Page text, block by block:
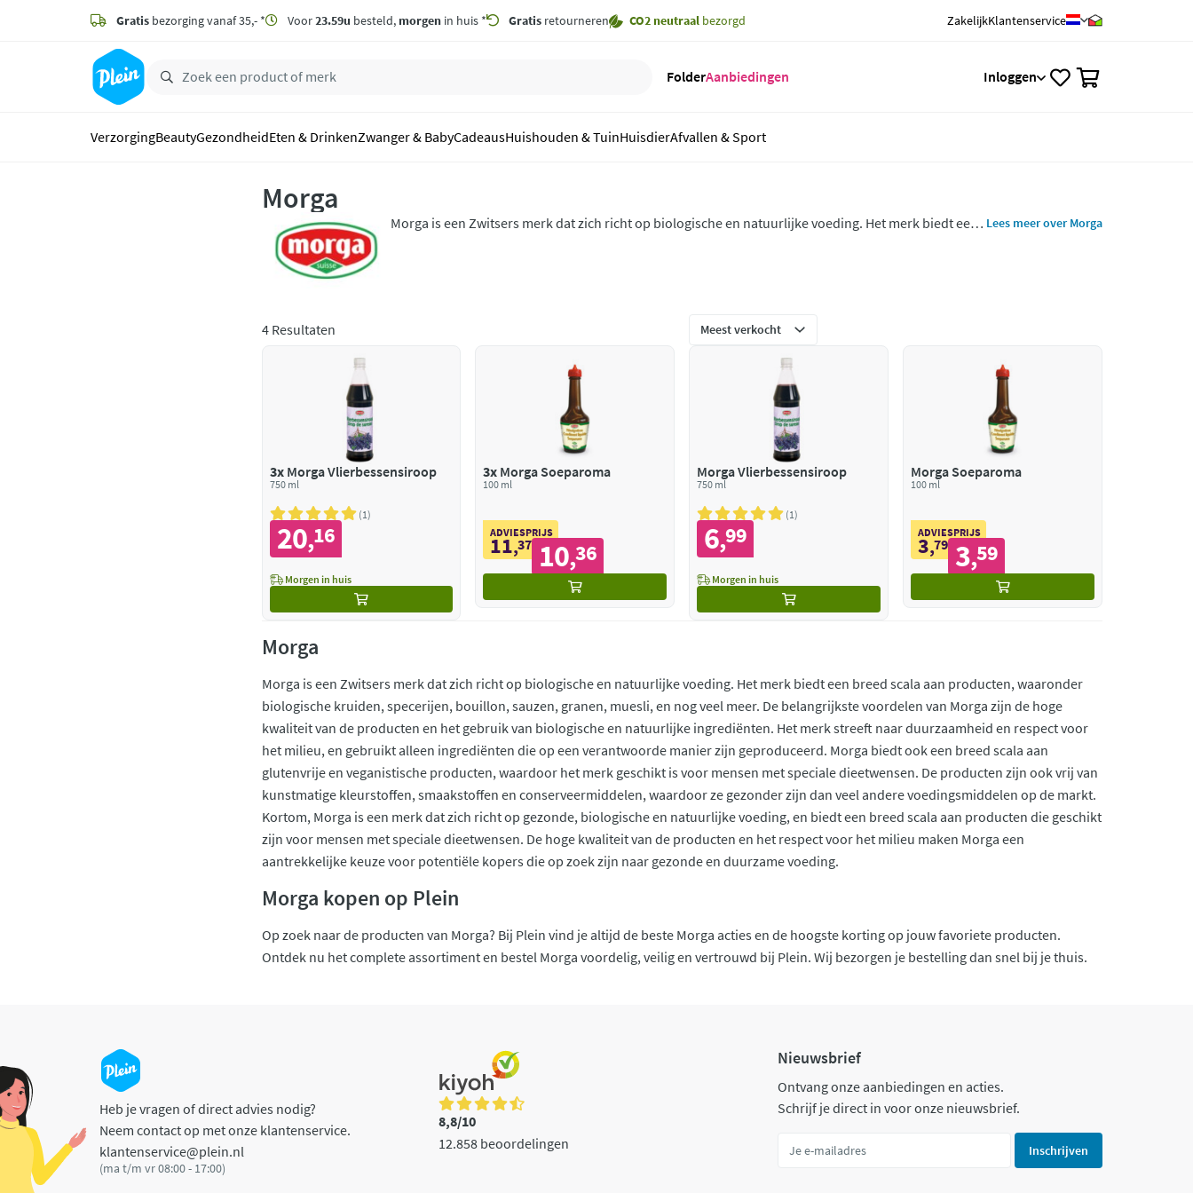
zoeken
hoofdinhoud
Gratis bezorging vanaf 35,- * Voor23.59u besteld, morgen in huis * Gratis retourneren CO2 neutraal bezorgd ZakelijkKlantenservice
FolderAanbiedingen Inloggen
VerzorgingBeautyGezondheidEten & DrinkenZwanger & BabyCadeausHuishouden & TuinHuisdierAfvallen & Sport
Morga
Morga is een Zwitsers merk dat zich richt op biologische en natuurlijke voeding. Het merk biedt een Lees meer over Morga
4 Resultaten
3xMorga Vlierbessensiroop
750 ml
1
20,16
Morgen in huis
3x Morga Soeparoma
100 ml
ADVIESPRIJS
11,37 10,36
Morga Vlierbessensiroop
750 ml
1
6,99
Morgen in huis
Morga Soeparoma
100 ml
ADVIESPRIJS
3,79 3,59
Morga
Morga is een Zwitsers merk dat zich richt op biologische en natuurlijke voeding. Het merk biedt een breed scala aan producten, waaronder
biologische kruiden, specerijen, bouillon, sauzen, granen, muesli, en nog veel meer. De belangrijkste voordelen van Morga zijn de hoge
kwaliteit van de producten en het gebruik van biologische en natuurlijke ingrediënten. Het merk streeft naar duurzaamheid en respect voor
het milieu, en gebruikt alleen ingrediënten die op een verantwoorde manier zijn geproduceerd. Morga biedt ook een breed scala aan
glutenvrije en veganistische producten, waardoor het merk geschikt is voor mensen met speciale dieetwensen. De producten zijn ook vrij van
kunstmatige kleurstoffen, smaakstoffen en conserveermiddelen, waardoor ze gezonder zijn dan veel andere voedingsmiddelen op de markt.
Kortom, Morga is een merk dat zich richt op gezonde, biologische en natuurlijke voeding, en biedt een breed scala aan producten die geschikt
zijn voor mensen met speciale dieetwensen. De hoge kwaliteit van de producten en het respect voor het milieu maken Morga een
aantrekkelijke keuze voor potentiële kopers die op zoek zijn naar gezonde en duurzame voeding.
Morga kopen op Plein
Op zoek naar de producten van Morga? Bij Plein vind je altijd de beste Morga acties en de hoogste korting op jouw favoriete producten.
Ontdek nu het complete assortiment en bestel Morga voordelig, veilig en vertrouwd bij Plein. Wij bezorgen je bestelling dan snel bij je thuis.
Heb je vragen of direct advies nodig?
Neem contact op met onze klantenservice.
klantenservice@plein.nl
(ma t/m vr 08:00 - 17:00)
8,8/10
12.858 beoordelingen
Nieuwsbrief
Ontvang onze aanbiedingen en acties.
Schrijf je direct in voor onze nieuwsbrief.
Inschrijven